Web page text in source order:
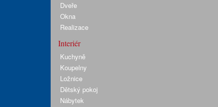
Dveře
Okna
Realizace
Interiér
Kuchyně
Koupelny
Ložnice
Dětský pokoj
Nábytek